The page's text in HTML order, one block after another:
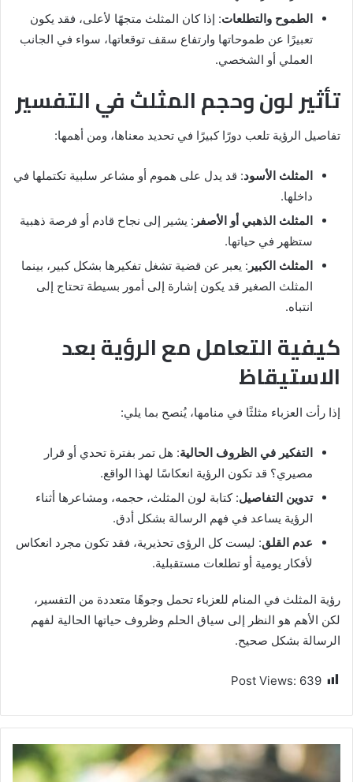
الطموح والتطلعات: إذا كان المثلث متجهًا لأعلى، فقد يكون
تعبيرًا عن طموحاتها وارتفاع سقف توقعاتها، سواء في الجانب
العملي أو الشخصي.
تأثير لون وحجم المثلث في التفسير
تفاصيل الرؤية تلعب دورًا كبيرًا في تحديد معناها، ومن أهمها:
المثلث الأسود: قد يدل على هموم أو مشاعر سلبية تكتملها في
داخلها.
المثلث الذهبي أو الأصفر : يشير إلى نجاح قادم أو فرصة ذهبية
ستظهر في حياتها.
المثلث الكبير : يعبر عن قضية تشغل تفكيرها بشكل كبير، بينما
المثلث الصغير قد يكون إشارة إلى أمور بسيطة تحتاج إلى
انتباه.
كيفية التعامل مع الرؤية بعد
الاستيقاظ
إذا رأت العزباء مثلثًا في منامها، يُنصح بما يلي:
التفكير في الظروف الحالية: هل تمر بفترة تحدي أو قرار
مصيري؟ قد تكون الرؤية انعكاسًا لهذا الواقع.
تدوين التفاصيل: كتابة لون المثلث، حجمه، ومشاعرها أثناء
الرؤية يساعد في فهم الرسالة بشكل أدق.
عدم القلق: ليست كل الرؤى تحذيرية، فقد تكون مجرد انعكاس
لأفكار يومية أو تطلعات مستقبلية.
رؤية المثلث في المنام للعزباء تحمل وجوهًا متعددة من التفسير،
لكن الأهم هو النظر إلى سياق الحلم وظروف حياتها الحالية لفهم
الرسالة بشكل صحيح.
Post Views: 639